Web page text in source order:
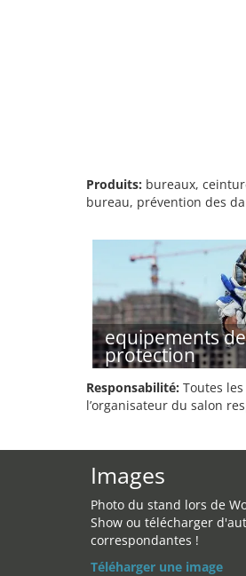
Produits: bureaux,
bureau, prévention des
equipements de
protection
Responsabilité: Toutes
l’organisateur du salon
Images
Photo du stand lors de
Show ou télécharger
correspondantes !
Téléharger une image